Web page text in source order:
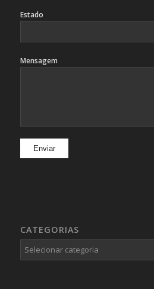
Estado
Mensagem
CATEGORIAS
Categorias